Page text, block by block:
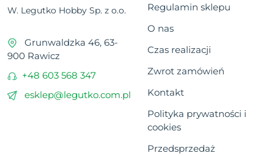
W. Legutko Hobby Sp. z o.o.
Grunwaldzka 46, 63-
900 Rawicz
+48 603 568 347
esklep@legutko.com.pl
Regulamin sklepu
O nas
Czas realizacji
Zwrot zamówień
Kontakt
Polityka prywatności i
cookies
Przedsprzedaż